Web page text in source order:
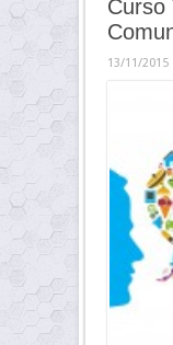
Curso
13/11/2015